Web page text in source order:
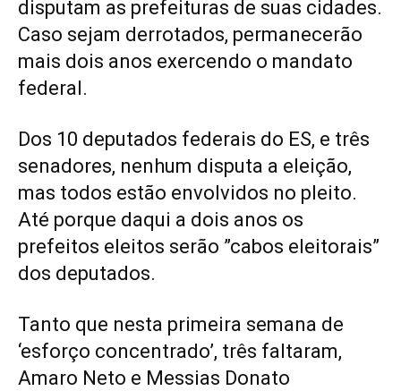
disputam as prefeituras de suas cidades.
Caso sejam derrotados, permanecerão
mais dois anos exercendo o mandato
federal.
Dos 10 deputados federais do ES, e três
senadores, nenhum disputa a eleição,
mas todos estão envolvidos no pleito.
Até porque daqui a dois anos os
prefeitos eleitos serão ”cabos eleitorais”
dos deputados.
Tanto que nesta primeira semana de
‘esforço concentrado’, três faltaram,
Amaro Neto e Messias Donato